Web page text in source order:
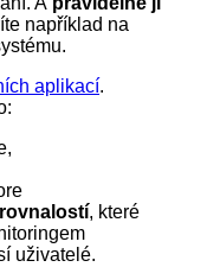
například na
aplikací.
, které
uživatelé.